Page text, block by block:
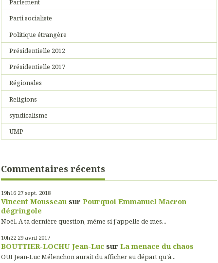
Parlement
Parti socialiste
Politique étrangère
Présidentielle 2012
Présidentielle 2017
Régionales
Religions
syndicalisme
UMP
Commentaires récents
19h16 27 sept. 2018
Vincent Mousseau sur Pourquoi Emmanuel Macron
dégringole
Noël. A ta dernière question, même si j'appelle de mes...
10h22 29 avril 2017
BOUTTIER-LOCHU Jean-Luc sur La menace du chaos
OUI Jean-Luc Mélenchon aurait du afficher au départ qu'à...